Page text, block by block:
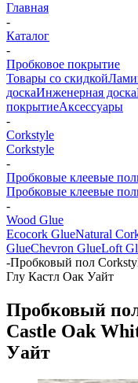
Главная
-
Каталог
-
Пробковое покрытие
Товары со скидкой
доскаИнженерная доска
покрытиеАксессуары
-
Corkstyle
Corkstyle
-
Пробковые клеевые
Пробковые клеевые
-
Wood Glue
Ecocork GlueNatural
GlueChevron GlueLoft
-Пробковый пол
Глу Кастл Оак Уайт
Пробковый
Castle Oak
Уайт